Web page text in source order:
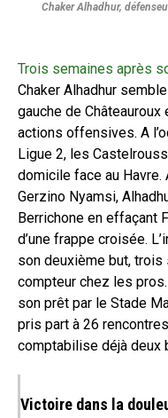
Chaker Alhadhur,
Trois semaines après
Chaker Alhadhur
gauche de
actions offensives. A
Ligue 2, les
domicile face au Havre.
Gerzino Nyamsi,
Berrichone en effaçant
d’une frappe croisée.
son deuxième but,
compteur chez les
son prêt par le Stade
pris part à 26
comptabilise déjà deux
Victoire dans la